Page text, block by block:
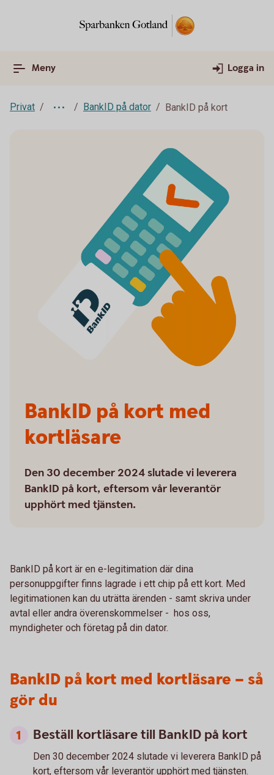
Meny Logga in
Privat BankID på dator BankID på kort
BankID på kort med
kortläsare
Den 30 december 2024 slutade vi leverera
BankID på kort, eftersom vår leverantör
upphört med tjänsten.
BankID på kort är en e-legitimation där dina
personuppgifter finns lagrade i ett chip på ett kort. Med
legitimationen kan du uträtta ärenden - samt skriva under
avtal eller andra överenskommelser - hos oss,
myndigheter och företag på din dator.
BankID på kort med kortläsare – så
gör du
Beställ kortläsare till BankID på kort
Den 30 december 2024 slutade vi leverera BankID på
kort, eftersom vår leverantör upphört med tjänsten.